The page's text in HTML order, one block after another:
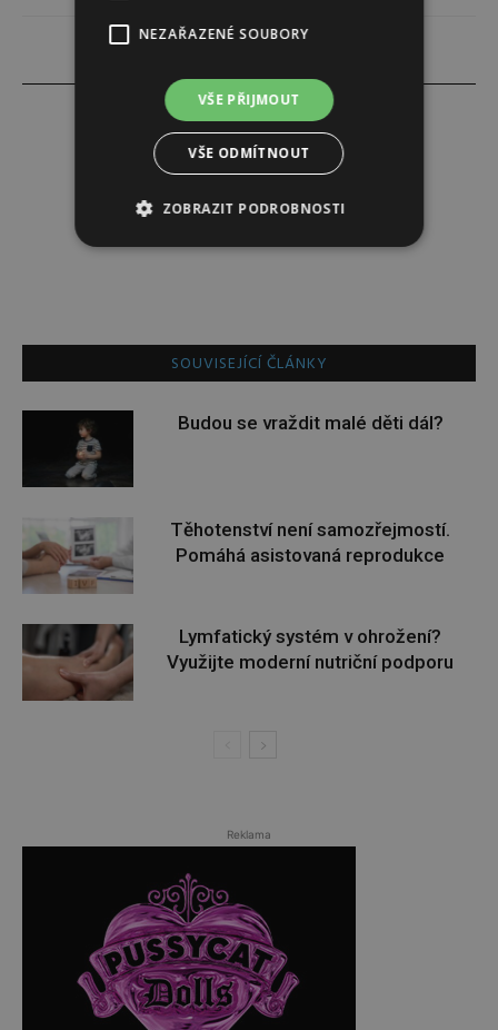
Redakce
SOUVISEJÍCÍ ČLÁNKY
Budou se vraždit malé děti dál?
Těhotenství není samozřejmostí.
Pomáhá asistovaná reprodukce
Lymfatický systém v ohrožení?
Využijte moderní nutriční podporu
Reklama
NEZAŘAZENÉ SOUBORY
VŠE PŘIJMOUT
VŠE ODMÍTNOUT
ZOBRAZIT PODROBNOSTI